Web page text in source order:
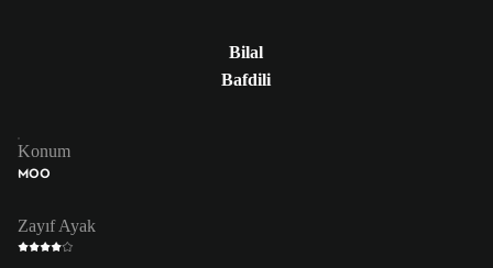
Bilal
Bafdili
Konum
MOO
Zayıf Ayak